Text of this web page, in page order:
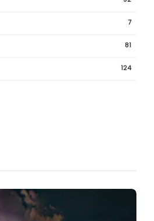
7
81
124